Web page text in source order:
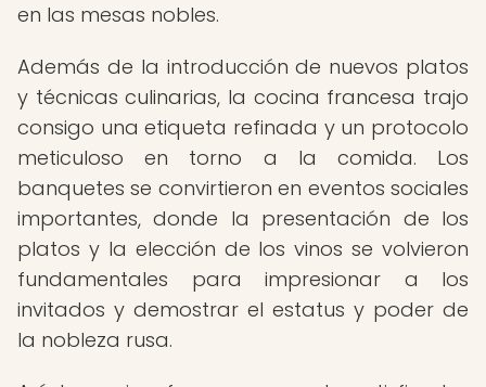
en las mesas nobles.
Además de la introducción de nuevos platos
y técnicas culinarias, la cocina francesa trajo
consigo una etiqueta refinada y un protocolo
meticuloso en torno a la comida. Los
banquetes se convirtieron en eventos sociales
importantes, donde la presentación de los
platos y la elección de los vinos se volvieron
fundamentales para impresionar a los
invitados y demostrar el estatus y poder de
la nobleza rusa.